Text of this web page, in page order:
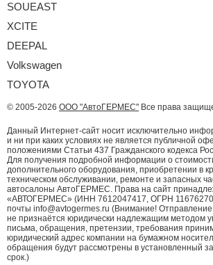
SOUEAST
XCITE
DEEPAL
Volkswagen
TOYOTA
© 2005-2026 ООО "АвтоГЕРМЕС" Все права
Данный Интернет-сайт носит исключительно
и ни при каких условиях не является публичной
положениями Статьи 437 Гражданского кодекса
Для получения подробной информации о
дополнительного оборудования, приобретении в
техническом обслуживании, ремонте и запасных
автосалоны АвтоГЕРМЕС. Права на сайт
«АВТОГЕРМЕС» (ИНН 7612047417, ОГРН
почты info@avtogermes.ru (Внимание! Отправление
не признаётся юридически надлежащим методом
письма, обращения, претензии, требования
юридический адрес компании на бумажном
обращения будут рассмотрены в установленный
срок.)